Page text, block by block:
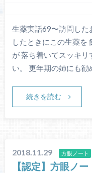
生薬実話69〜訪問した
したときにこの生薬を
が 落ち着いてスッキ
い。 更年期の姉にも勧
続きを読む
2018.11.29 方眼ノート
【認定】方眼ノ